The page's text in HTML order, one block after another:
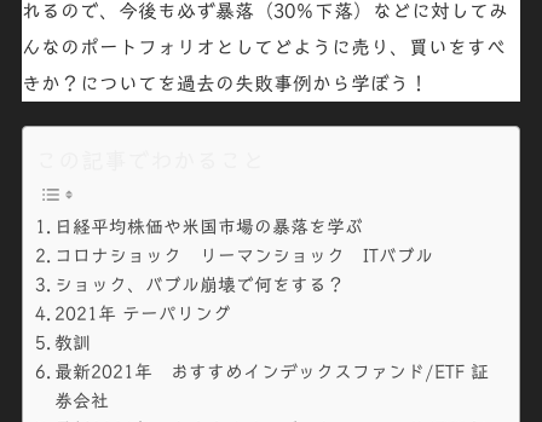
れるので、今後も必ず暴落（30％下落）などに対してみ
んなのポートフォリオとしてどように売り、買いをすべ
きか？ についてを過去の失敗事例から学ぼう ！
日経平均株価や米国市場の暴落を学ぶ
コロナショック リーマンショック ITバブル
ショック、バブル崩壊で何をする？
2021年 テーパリング
教訓
最新2021年 おすすめインデックスファンド/ETF 証
券会社